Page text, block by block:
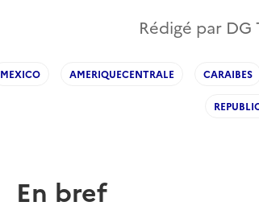
Rédigé par DG
MEXICO AMERIQUECENTRALE CARAIBES
En bref